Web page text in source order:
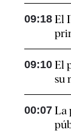
09:18 El
09:10 El
su
00:07 La